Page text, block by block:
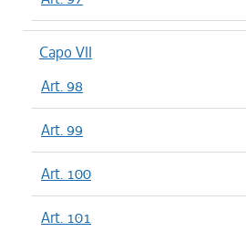
Capo VII
Art. 98
Art. 99
Art. 100
Art. 101